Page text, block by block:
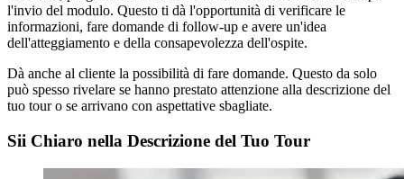
l'invio del modulo. Questo ti dà l'opportunità di verificare le
informazioni, fare domande di follow-up e avere un'idea
dell'atteggiamento e della consapevolezza dell'ospite.
Dà anche al cliente la possibilità di fare domande. Questo da solo
può spesso rivelare se hanno prestato attenzione alla descrizione del
tuo tour o se arrivano con aspettative sbagliate.
Sii Chiaro nella Descrizione del Tuo Tour